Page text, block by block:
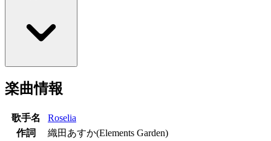
楽曲情報
歌手名
Roselia
作詞
織田あすか(Elements Garden)